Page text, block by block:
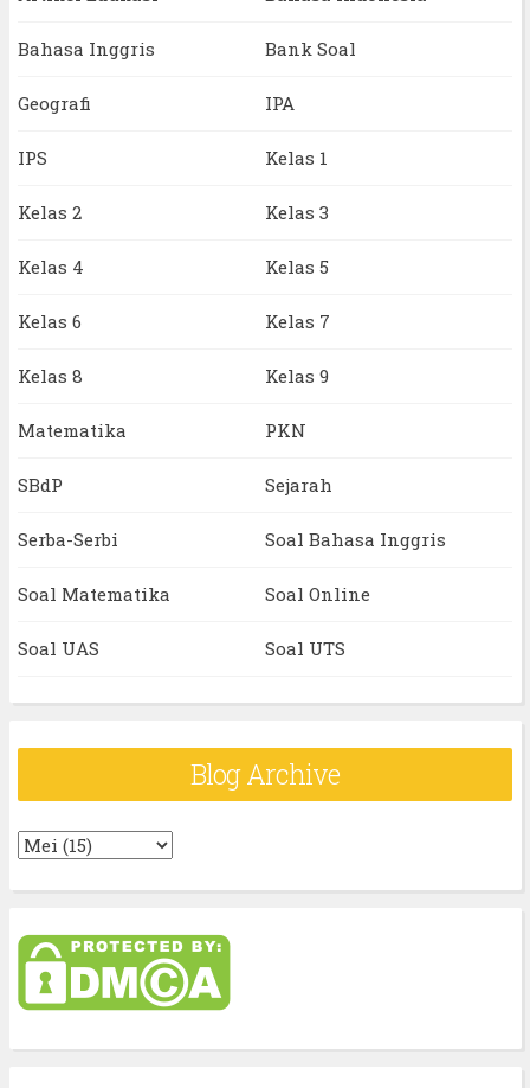
Bahasa Inggris Bank Soal
Geografi IPA
IPS Kelas 1
Kelas 2 Kelas 3
Kelas 4 Kelas 5
Kelas 6 Kelas 7
Kelas 8 Kelas 9
Matematika PKN
SBdP Sejarah
Serba-Serbi Soal Bahasa Inggris
Soal Matematika Soal Online
Soal UAS Soal UTS
Blog Archive